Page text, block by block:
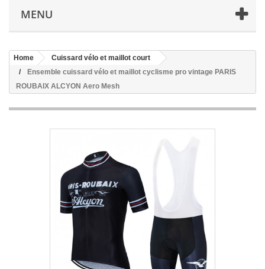
MENU
Home
Cuissard vélo et maillot court
Ensemble cuissard vélo et maillot cyclisme pro vintage PARIS
ROUBAIX ALCYON Aero Mesh